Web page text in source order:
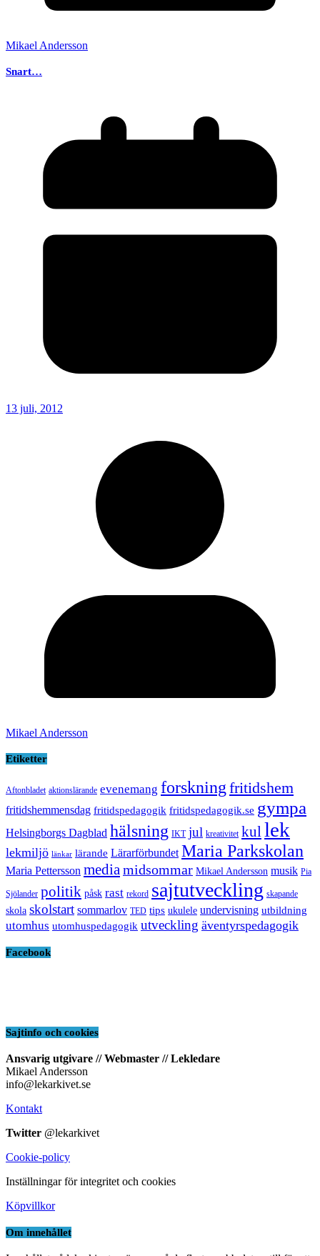
Mikael Andersson
Snart…
13 juli, 2012
Mikael Andersson
Etiketter
Aftonbladet aktionslärande evenemang forskning fritidshem
fritidshemmensdag fritidspedagogik fritidspedagogik.se gympa
Helsingborgs Dagblad hälsning IKT jul kreativitet kul lek
lekmiljö länkar lärande Lärarförbundet Maria Parkskolan
Maria Pettersson media midsommar Mikael Andersson musik Pia
Sjölander politik påsk rast rekord sajtutveckling skapande
skola skolstart sommarlov TED tips ukulele undervisning utbildning
utomhus utomhuspedagogik utveckling äventyrspedagogik
Facebook
Sajtinfo och cookies
Ansvarig utgivare // Webmaster // Lekledare
Mikael Andersson
info@lekarkivet.se
Kontakt
Twitter @lekarkivet
Cookie-policy
Inställningar för integritet och cookies
Köpvillkor
Om innehållet